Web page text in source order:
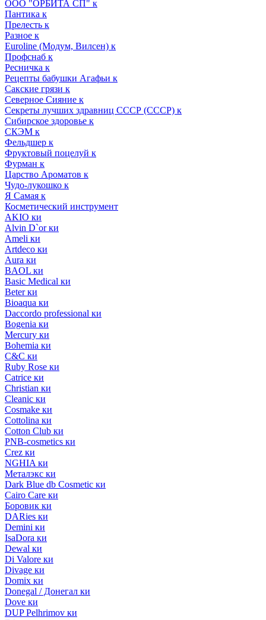
ООО "ОРБИТА СП" к
Пантика к
Прелесть к
Разное к
Euroline (Модум, Вилсен) к
Профснаб к
Ресничка к
Рецепты бабушки Агафьи к
Сакские грязи к
Северное Сияние к
Секреты лучших здравниц СССР (СССР) к
Сибирское здоровье к
СКЭМ к
Фельдшер к
Фруктовый поцелуй к
Фурман к
Царство Ароматов к
Чудо-лукошко к
Я Самая к
Косметический инструмент
AKIO ки
Alvin D`or ки
Ameli ки
Artdeco ки
Aura ки
BAOL ки
Basic Medical ки
Beter ки
Bioaqua ки
Daccordo professional ки
Bogenia ки
Mercury ки
Bohemia ки
C&C ки
Ruby Rose ки
Catrice ки
Christian ки
Cleanic ки
Cosmake ки
Cottolina ки
Cotton Club ки
PNB-cosmetics ки
Crez ки
NGHIA ки
Металэкс ки
Dark Blue db Cosmetic ки
Cairo Care ки
Боровик ки
DARies ки
Demini ки
IsaDora ки
Dewal ки
Di Valore ки
Divage ки
Domix ки
Donegal / Донегал ки
Dove ки
DUP Pelhrimov ки